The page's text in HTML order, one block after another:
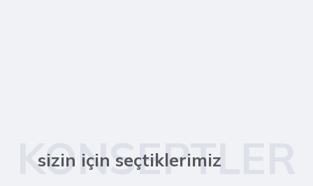
KONSEPTLER
sizin için seçtiklerimiz